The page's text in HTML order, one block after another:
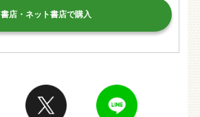
書店・ネット書店で購入